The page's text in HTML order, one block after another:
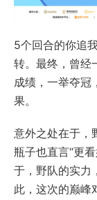
5个回合的你追
转。最终，曾经
成绩，一举夺冠
果。
意外之处在于，
瓶子也直言“更
于，野队的实力
此，这次的巅峰